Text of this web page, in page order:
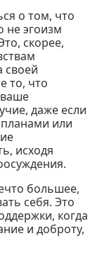
о том, что
не эгоизм
скорее,
своей
то, что
даже если
или
исходя
большее,
себя. Это
когда
и доброту,